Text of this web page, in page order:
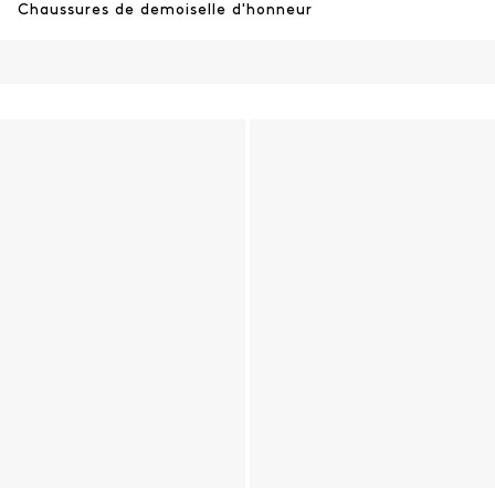
Chaussures de demoiselle d'honneur